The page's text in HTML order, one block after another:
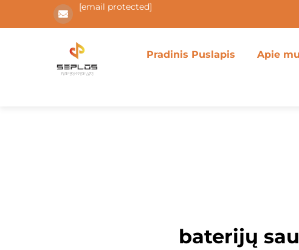
[email protected]
Pradinis Puslapis Apie
baterijų